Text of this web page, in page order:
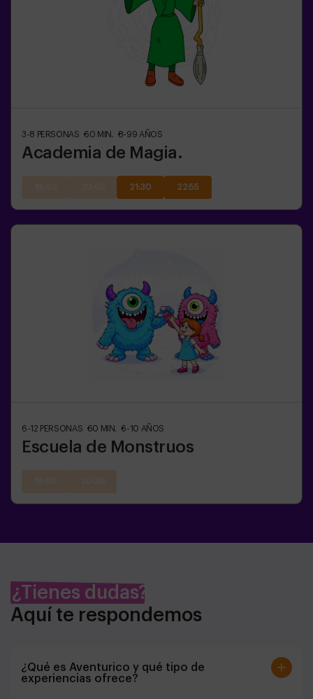
3-8 PERSONAS 60 MIN. 8-99 AÑOS
Academia de Magia.
21:30 22:55
6-12 PERSONAS 60 MIN. 6-10 AÑOS
Escuela de Monstruos
¿Tienes dudas?
Aquí te respondemos
¿Qué es Aventurico y qué tipo de
experiencias ofrece?